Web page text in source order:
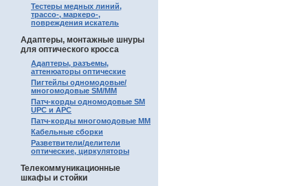
Тестеры медных линий,
трассо-, маркеро-,
повреждения искатель
Адаптеры, монтажные шнуры
для оптического кросса
Адаптеры, разъемы,
аттенюаторы оптические
Пигтейлы одномодовые/
многомодовые SM/MM
Патч-корды одномодовые SM
UPC и APC
Патч-корды многомодовые MM
Кабельные сборки
Разветвители/делители
оптические, циркуляторы
Телекоммуникационные
шкафы и стойки